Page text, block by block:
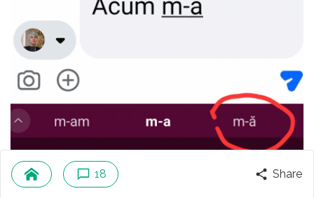
Pentru că proștii sunt mulți, din ce în ce mai
18 Share